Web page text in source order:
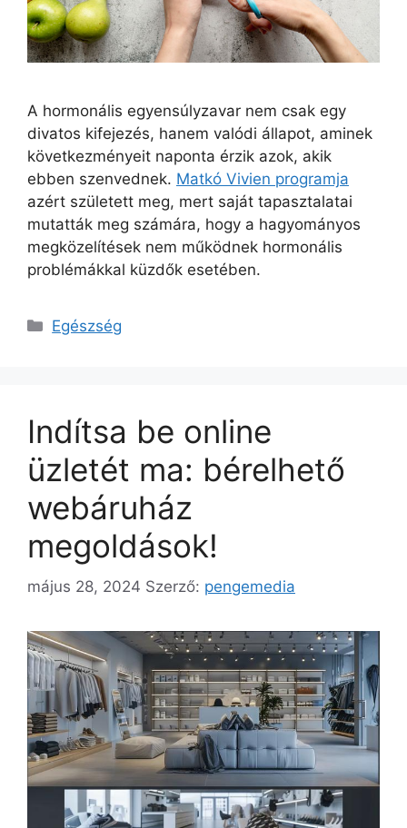
A hormonális egyensúlyzavar nem csak egy
divatos kifejezés, hanem valódi állapot, aminek
következményeit naponta érzik azok, akik
ebben szenvednek. Matkó Vivien programja
azért született meg, mert saját tapasztalatai
mutatták meg számára, hogy a hagyományos
megközelítések nem működnek hormonális
problémákkal küzdők esetében.
Kategória
Egészség
Indítsa be online
üzletét ma: bérelhető
webáruház
megoldások!
május 28, 2024 Szerző: pengemedia